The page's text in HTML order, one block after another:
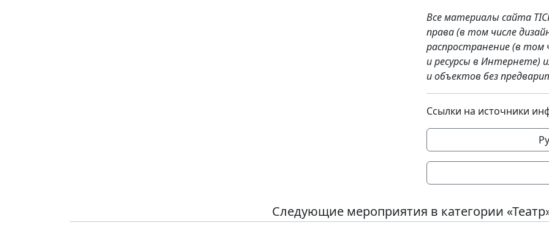
Все материалы сайта
права (в том числе
распространение (в том
и ресурсы в Интернете)
и объектов без
Ссылки на источники
Следующие мероприятия в категории